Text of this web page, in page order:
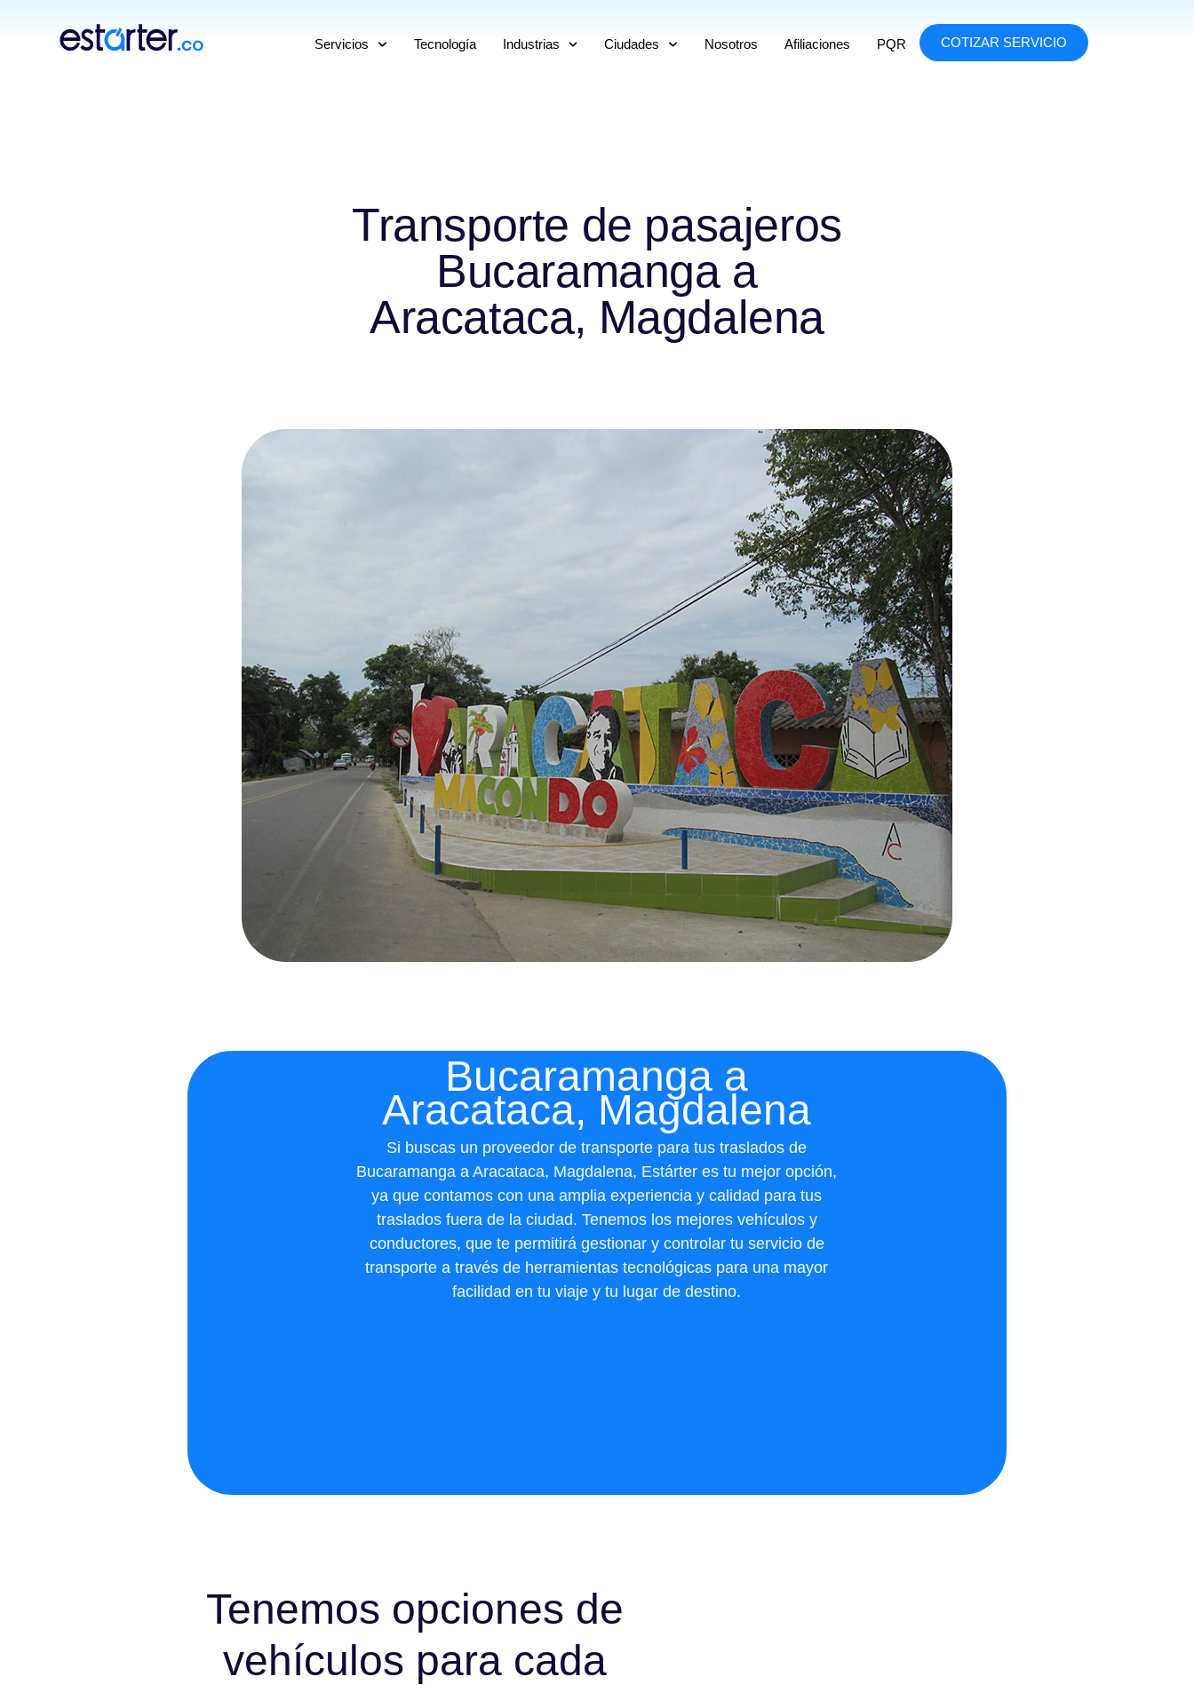
Servicios Tecnología Industrias Ciudades Nosotros Afiliaciones PQR COTIZAR SERVICIO
Transporte de pasajeros
Bucaramanga a
Aracataca, Magdalena
Bucaramanga a
Aracataca, Magdalena
Si buscas un proveedor de transporte para tus traslados de
Bucaramanga a Aracataca, Magdalena, Estárter es tu mejor opción,
ya que contamos con una amplia experiencia y calidad para tus
traslados fuera de la ciudad. Tenemos los mejores vehículos y
conductores, que te permitirá gestionar y controlar tu servicio de
transporte a través de herramientas tecnológicas para una mayor
facilidad en tu viaje y tu lugar de destino.
Tenemos opciones de
vehículos para cada